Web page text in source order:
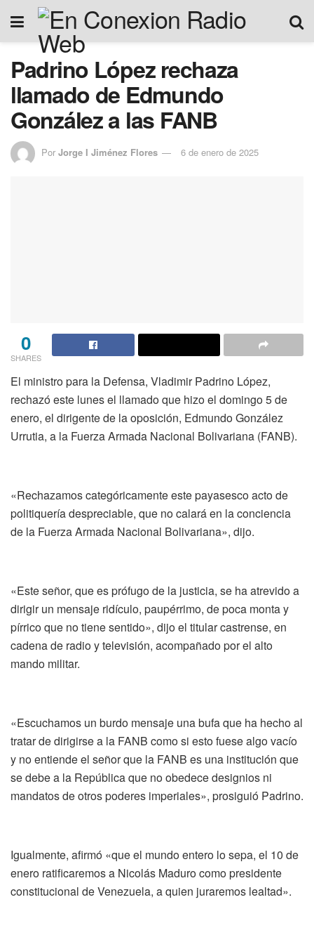
Padrino López rechaza
llamado de Edmundo
González a las FANB
Por Jorge I Jiménez Flores 6 de enero de 2025
0
SHARES
El ministro para la Defensa, Vladimir Padrino López,
rechazó este lunes el llamado que hizo el domingo 5 de
enero, el dirigente de la oposición, Edmundo González
Urrutia, a la Fuerza Armada Nacional Bolivariana (FANB).
«Rechazamos categóricamente este payasesco acto de
politiquería despreciable, que no calará en la conciencia
de la Fuerza Armada Nacional Bolivariana», dijo.
«Este señor, que es prófugo de la justicia, se ha atrevido a
dirigir un mensaje ridículo, paupérrimo, de poca monta y
pírrico que no tiene sentido», dijo el titular castrense, en
cadena de radio y televisión, acompañado por el alto
mando militar.
«Escuchamos un burdo mensaje una bufa que ha hecho al
tratar de dirigirse a la FANB como si esto fuese algo vacío
y no entiende el señor que la FANB es una institución que
se debe a la República que no obedece designios ni
mandatos de otros poderes imperiales», prosiguió Padrino.
Igualmente, afirmó «que el mundo entero lo sepa, el 10 de
enero ratificaremos a Nicolás Maduro como presidente
constitucional de Venezuela, a quien juraremos lealtad».